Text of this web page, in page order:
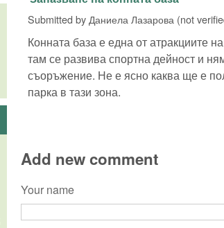
Submitted by Даниела Лазарова (not
Конната база е една от атракциите
там се развива спортна дейност и
съоръжение. Не е ясно каква ще е
парка в тази зона.
Add new comment
Your name